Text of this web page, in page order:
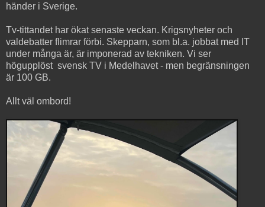
händer i Sverige.
Tv-tittandet har ökat senaste veckan. Krigsnyheter och
valdebatter flimrar förbi. Skepparn, som bl.a. jobbat med IT
under många är, är imponerad av tekniken. Vi ser
högupplöst svensk TV i Medelhavet - men begränsningen
är 100 GB.
Allt väl ombord!